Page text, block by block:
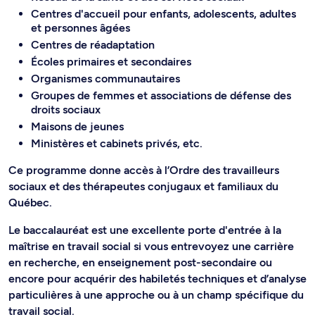
Centres d'accueil pour enfants, adolescents, adultes
et personnes âgées
Centres de réadaptation
Écoles primaires et secondaires
Organismes communautaires
Groupes de femmes et associations de défense des
droits sociaux
Maisons de jeunes
Ministères et cabinets privés, etc.
Ce programme donne accès à l’Ordre des travailleurs
sociaux et des thérapeutes conjugaux et familiaux du
Québec.
Le baccalauréat est une excellente porte d'entrée à la
maîtrise en travail social si vous entrevoyez une carrière
en recherche, en enseignement post-secondaire ou
encore pour acquérir des habiletés techniques et d’analyse
particulières à une approche ou à un champ spécifique du
travail social.